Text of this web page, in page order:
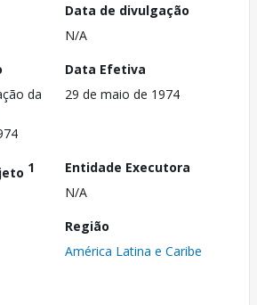
Data de divulgação
N/A
da
Data Efetiva
29 de maio de 1974
1
Entidade Executora
N/A
Região
América Latina e Caribe